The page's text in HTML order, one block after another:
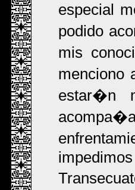
especial
podido
mis
menciono
estar�n